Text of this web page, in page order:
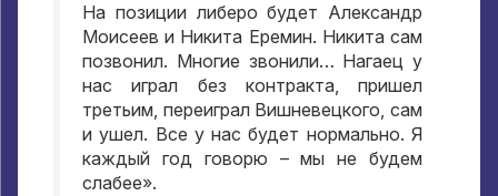
На позиции либеро будет Александр
Моисеев и Никита Еремин. Никита сам
позвонил. Многие звонили… Нагаец у
нас играл без контракта, пришел
третьим, переиграл Вишневецкого,сам
и ушел. Все у нас будет нормально.Я
каждый год говорю – мы не будем
слабее».